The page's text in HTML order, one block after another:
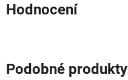
Hodnocení
Podobné produkty